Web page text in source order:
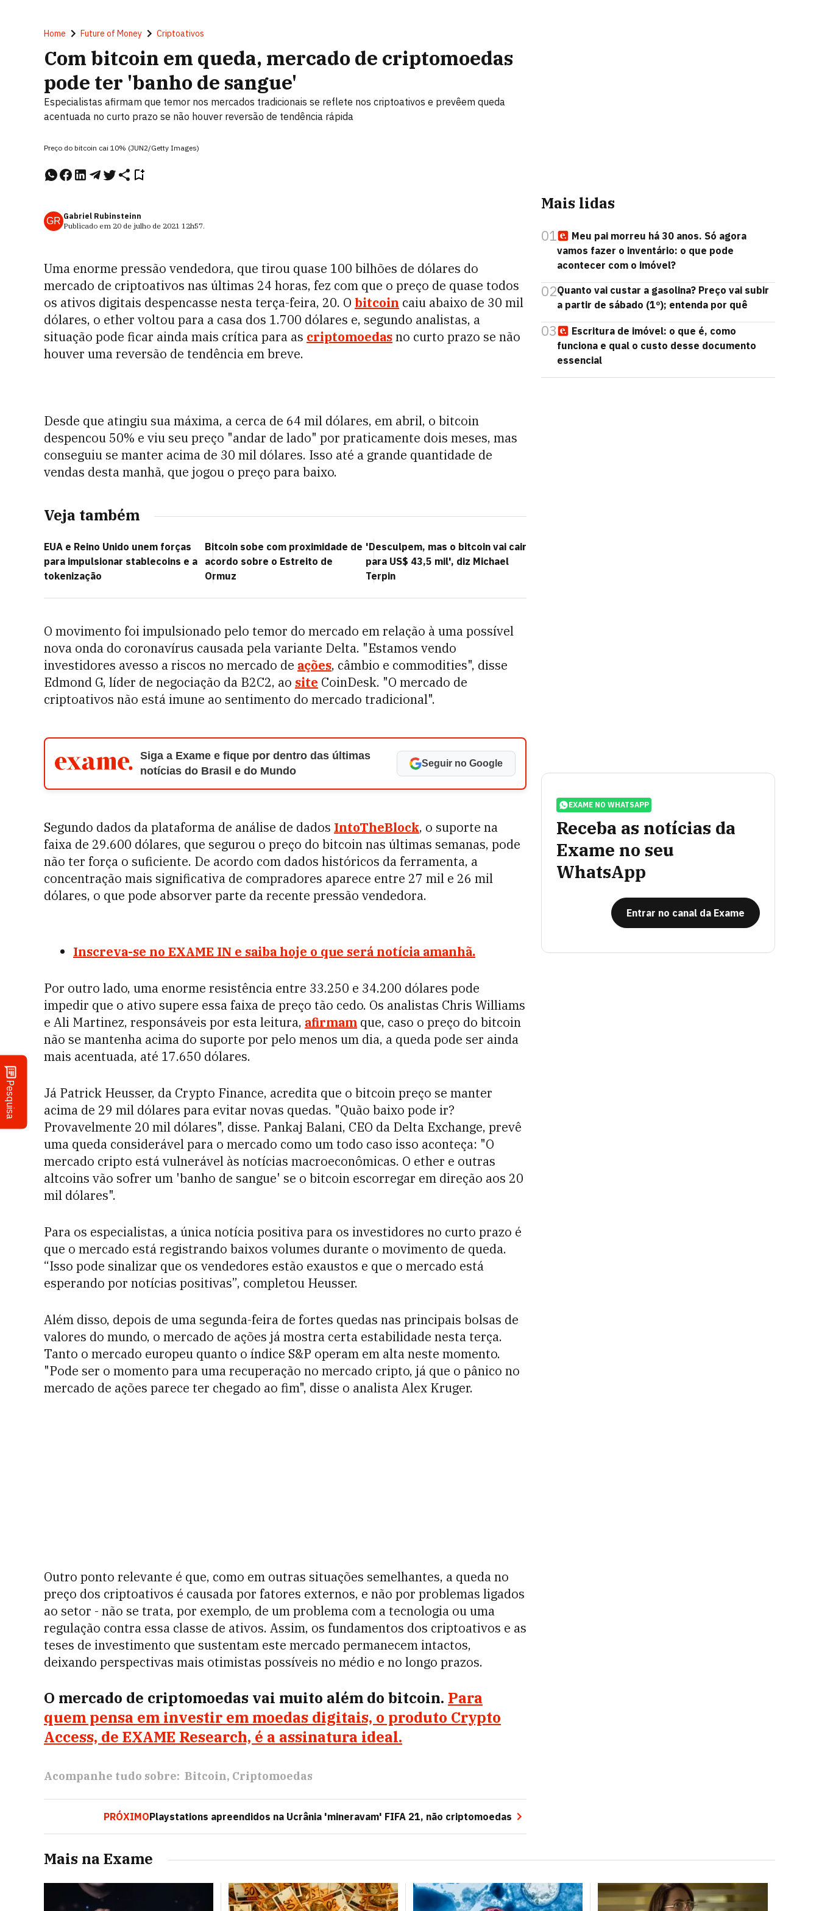
Pesquisa
Home Future of Money Criptoativos
Com bitcoin em queda, mercado de criptomoedas
pode ter 'banho de sangue'
Especialistas afirmam que temor nos mercados tradicionais se reflete nos criptoativos e prevêem queda
acentuada no curto prazo se não houver reversão de tendência rápida
Preço do bitcoin cai 10% (JUN2/Getty Images)
GR Gabriel Rubinsteinn
Publicado em 20 de julho de 2021 12h57.
Uma enorme pressão vendedora, que tirou quase 100 bilhões de dólares do
mercado de criptoativos nas últimas 24 horas, fez com que o preço de quase todos
os ativos digitais despencasse nesta terça-feira, 20. O bitcoin caiu abaixo de 30 mil
dólares, o ether voltou para a casa dos 1.700 dólares e, segundo analistas, a
situação pode ficar ainda mais crítica para as criptomoedasno curto prazo se não
houver uma reversão de tendência em breve.
Desde que atingiu sua máxima, a cerca de 64 mil dólares, em abril, o bitcoin
despencou 50% e viu seu preço "andar de lado" por praticamente dois meses, mas
conseguiu se manter acima de 30 mil dólares. Isso até a grande quantidade de
vendas desta manhã, que jogou o preço para baixo.
Veja também
EUA e Reino Unido unem forças
para impulsionar stablecoins e a
tokenização
Bitcoin sobe com proximidade de
acordo sobre o Estreito de
Ormuz
'Desculpem, mas o bitcoin vai cair
para US$ 43,5 mil', diz Michael
Terpin
O movimento foi impulsionado pelo temor do mercado em relação à uma possível
nova onda do coronavírus causada pela variante Delta. "Estamos vendo
investidores avesso a riscos no mercado de ações, câmbio e commodities", disse
Edmond G, líder de negociação da B2C2, ao site CoinDesk. "O mercado de
criptoativos não está imune ao sentimento do mercado tradicional".
Siga a Exame e fique por dentro das últimas
notícias do Brasil e do Mundo
Seguir no Google
Segundo dados da plataforma de análise de dados IntoTheBlock, o suporte na
faixa de 29.600 dólares, que segurou o preço do bitcoin nas últimas semanas, pode
não ter força o suficiente. De acordo com dados históricos da ferramenta, a
concentração mais significativa de compradores aparece entre 27 mil e 26 mil
dólares, o que pode absorver parte da recente pressão vendedora.
Inscreva-se no EXAME IN e saiba hoje o que será notícia amanhã.
Por outro lado, uma enorme resistência entre 33.250 e 34.200 dólares pode
impedir que o ativo supere essa faixa de preço tão cedo. Os analistas Chris Williams
e Ali Martinez, responsáveis por esta leitura, afirmam que, caso o preço do bitcoin
não se mantenha acima do suporte por pelo menos um dia, a queda pode ser ainda
mais acentuada, até 17.650 dólares.
Já Patrick Heusser, da Crypto Finance, acredita que o bitcoin preço se manter
acima de 29 mil dólares para evitar novas quedas. "Quão baixo pode ir?
Provavelmente 20 mil dólares", disse. Pankaj Balani, CEO da Delta Exchange, prevê
uma queda considerável para o mercado como um todo caso isso aconteça: "O
mercado cripto está vulnerável às notícias macroeconômicas. O ether e outras
altcoins vão sofrer um 'banho de sangue' se o bitcoin escorregar em direção aos 20
mil dólares".
Para os especialistas, a única notícia positiva para os investidores no curto prazo é
que o mercado está registrando baixos volumes durante o movimento de queda.
“Isso pode sinalizar que os vendedores estão exaustos e que o mercado está
esperando por notícias positivas”, completou Heusser.
Além disso, depois de uma segunda-feira de fortes quedas nas principais bolsas de
valores do mundo, o mercado de ações já mostra certa estabilidade nesta terça.
Tanto o mercado europeu quanto o índice S&P operam em alta neste momento.
"Pode ser o momento para uma recuperação no mercado cripto, já que o pânico no
mercado de ações parece ter chegado ao fim", disse o analista Alex Kruger.
Outro ponto relevante é que, como em outras situações semelhantes, a queda no
preço dos criptoativos é causada por fatores externos, e não por problemas ligados
ao setor - não se trata, por exemplo, de um problema com a tecnologia ou uma
regulação contra essa classe de ativos. Assim, os fundamentos dos criptoativos e as
teses de investimento que sustentam este mercado permanecem intactos,
deixando perspectivas mais otimistas possíveis no médio e no longo prazos.
O mercado de criptomoedas vai muito além do bitcoin. Para
quem pensa em investir em moedas digitais, o produto Crypto
Access, de EXAME Research, é a assinatura ideal.
Acompanhe tudo sobre: Bitcoin Criptomoedas
PRÓXIMOPlaystations apreendidos na Ucrânia 'mineravam' FIFA 21, não criptomoedas
Mais lidas
01
Meu pai morreu há 30 anos. Só agora
vamos fazer o inventário: o que pode
acontecer com o imóvel?
02Quanto vai custar a gasolina? Preço vai subir
a partir de sábado (1º); entenda por quê
03
Escritura de imóvel: o que é, como
funciona e qual o custo desse documento
essencial
EXAME NO WHATSAPP
Receba as notícias da
Exame no seu
WhatsApp
Entrar no canal da Exame
Mais na Exame